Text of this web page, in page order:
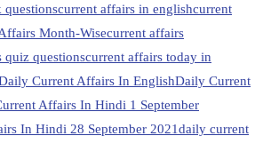
questionscurrent affairs in englishcurrent
Month-Wisecurrent affairs
quiz questionscurrent affairs today in
Current Affairs In EnglishDaily Current
Affairs In Hindi 1 September
In Hindi 28 September 2021daily current